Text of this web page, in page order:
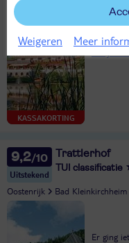
KASSAKORTING
Er ging
9,2
Uitstekend
Trattlerhof
TUI classificatie
Oostenrijk Bad Kleinkirchheim
Er ging
Weigeren Meer